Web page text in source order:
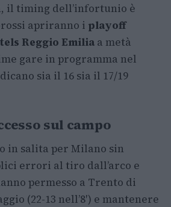
il timing dell’infortunio è
apriranno i playoff
Reggio Emilia a metà
gare in programma nel
sia il 16 sia il 17/19
sul campo
in salita per Milano sin
errori al tiro dall’arco e
permesso a Trento di
(22-13 nell’8′) e mantenere